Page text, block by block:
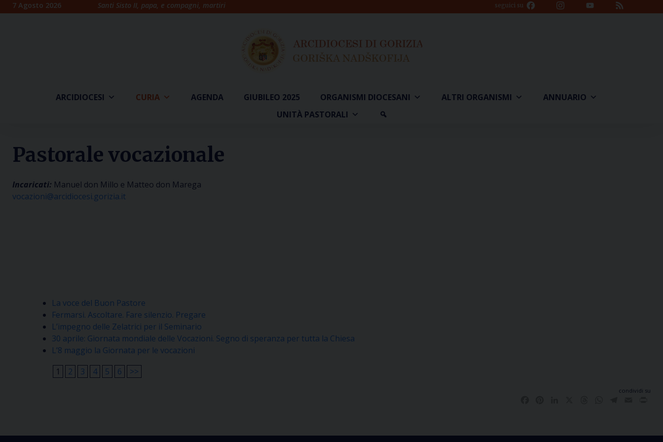
Skip7 Agosto 2026 Santi Sisto II, papa, e compagni, martiri seguici su Facebook InstagramYouTube
Channel
ARCIDIOCESI CURIA AGENDA GIUBILEO 2025 ORGANISMI DIOCESANI ALTRI ORGANISMI
ANNUARIO
UNITÀ PASTORALI
Pastorale vocazionale
Incaricati: Manuel don Millo e Matteo don Marega
vocazioni@arcidiocesi.gorizia.it
La voce del Buon Pastore
Fermarsi. Ascoltare. Fare silenzio. Pregare
L’impegno delle Zelatrici per il Seminario
30 aprile: Giornata mondiale delle Vocazioni. Segno di speranza per tutta la Chiesa
L’8 maggio la Giornata per le vocazioni
1
2 3 4 5 6 >>
condividi su